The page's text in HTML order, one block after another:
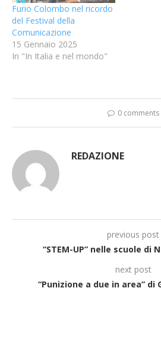
Furio Colombo nel ricordo
del Festival della
Comunicazione
15 Gennaio 2025
In "In Italia e nel mondo"
0 comments
REDAZIONE
previous post
“STEM-UP” nelle scuole di
next post
“Punizione a due in area” di